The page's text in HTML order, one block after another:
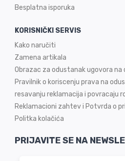
Besplatna isporuka
KORISNIČKI SERVIS
Kako naručiti
Zamena artikala
Obrazac za odustanak ugovora na
Pravilnik o koriscenju prava na
resavanju reklamacija i povracaju
Reklamacioni zahtev i Potvrda o
Politka kolačića
PRIJAVITE SE NA